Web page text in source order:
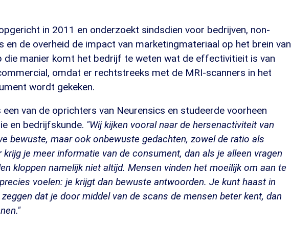
in 2011 en onderzoekt sindsdien voor bedrijven, non-
en de overheid de impact van marketingmateriaal op het brein van
die manier komt het bedrijf te weten wat de effectivitieit is van
omdat er rechtstreeks met de MRI-scanners in het
wordt gekeken.
van de oprichters van Neurensics en studeerde voorheen
en bedrijfskunde. "Wij kijken vooral naar de hersenactiviteit van
bewuste, maar ook onbewuste gedachten, zowel de ratio als
je meer informatie van de consument, dan als je alleen vragen
kloppen namelijk niet altijd. Mensen vinden het moeilijk om aan te
voelen: je krijgt dan bewuste antwoorden. Je kunt haast in
dat je door middel van de scans de mensen beter kent, dan